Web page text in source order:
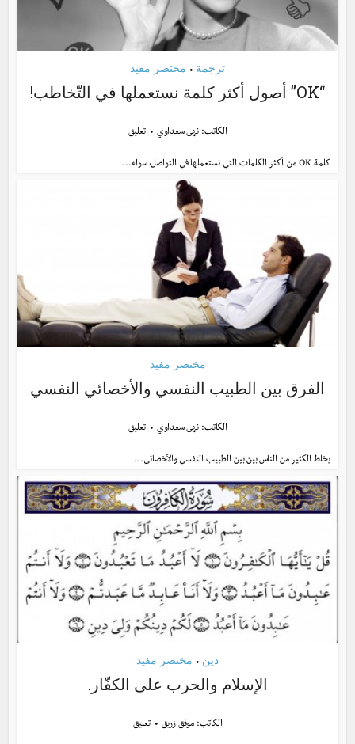
ترجمة • مختصر مفيد
“OK” أصول أكثر كلمة نستعملها في التّخاطب!
الكاتب:نهى سعداوي تعليق
كلمة OK من أكثر الكلمات التي نستعملها في التواصل، سواء...
مختصر مفيد
الفرق بين الطبيب النفسي والأخصائي النفسي
الكاتب:نهى سعداوي تعليق
يخلط الكثير من الناس بين بين الطبيب النفسي والأخصائي...
دين • مختصر مفيد
الإسلام والحرب على الكفّار.
الكاتب:موفق زريق تعليق